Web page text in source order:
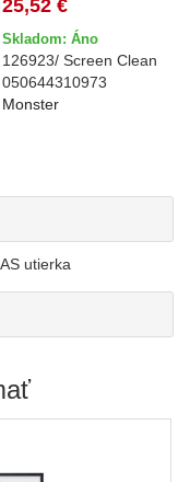
25,52 €
Skladom: Áno
126923/ Screen Clean
050644310973
Monster
utierka